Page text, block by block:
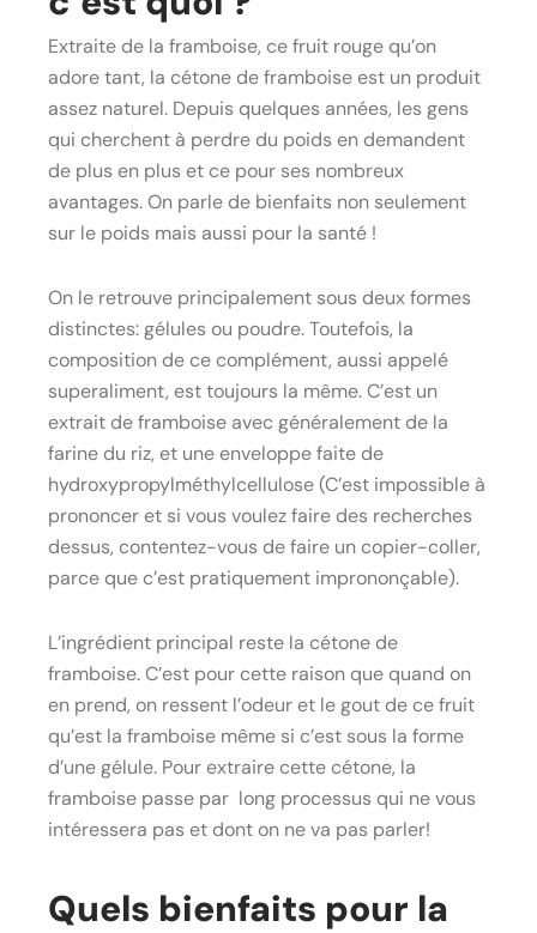
Extraite de la framboise, ce fruit rouge qu’on
adore tant, la cétone de framboise est un produit
assez naturel. Depuis quelques années, les gens
qui cherchent à perdre du poids en demandent
de plus en plus et ce pour ses nombreux
avantages. On parle de bienfaits non seulement
sur le poids mais aussi pour la santé !
On le retrouve principalement sous deux formes
distinctes: gélules ou poudre. Toutefois, la
composition de ce complément, aussi appelé
superaliment, est toujours la même. C’est un
extrait de framboise avec généralement de la
farine du riz, et une enveloppe faite de
hydroxypropylméthylcellulose (C’est impossible à
prononcer et si vous voulez faire des recherches
dessus, contentez-vous de faire un copier-coller,
parce que c’est pratiquement imprononçable).
L’ingrédient principal reste la cétone de
framboise. C’est pour cette raison que quand on
en prend, on ressent l’odeur et le gout de ce fruit
qu’est la framboise même si c’est sous la forme
d’une gélule. Pour extraire cette cétone, la
framboise passe par long processus qui ne vous
intéressera pas et dont on ne va pas parler!
Quels bienfaits pour la